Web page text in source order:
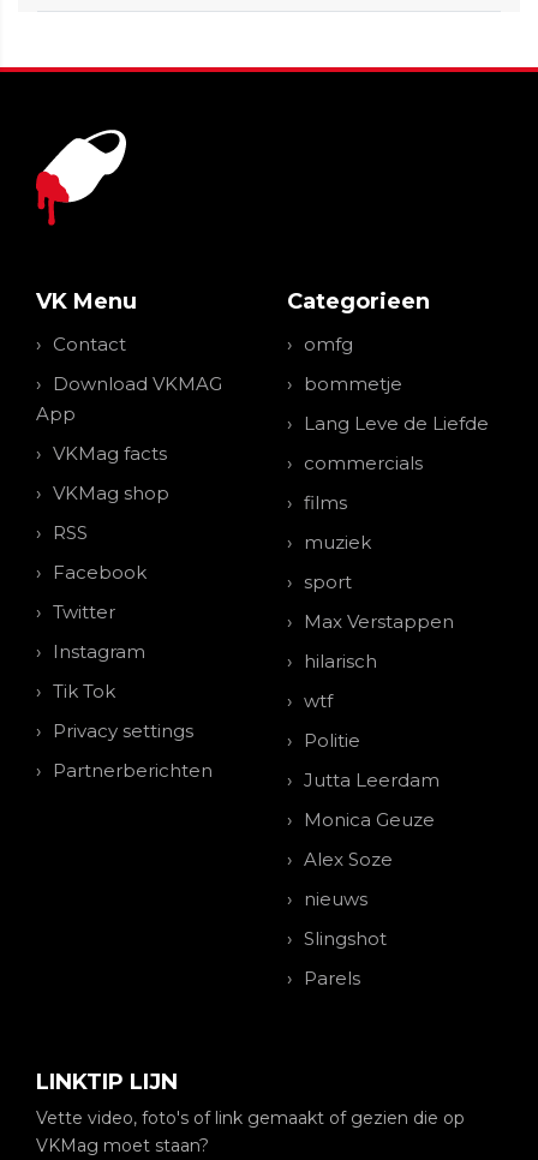
VK Menu
Contact
Download VKMAG
App
VKMag facts
VKMag shop
RSS
Facebook
Twitter
Instagram
Tik Tok
Privacy settings
Partnerberichten
Categorieen
omfg
bommetje
Lang Leve de Liefde
commercials
films
muziek
sport
Max Verstappen
hilarisch
wtf
Politie
Jutta Leerdam
Monica Geuze
Alex Soze
nieuws
Slingshot
Parels
LINKTIP LIJN
Vette video, foto's of link gemaakt of gezien die op
VKMag moet staan?